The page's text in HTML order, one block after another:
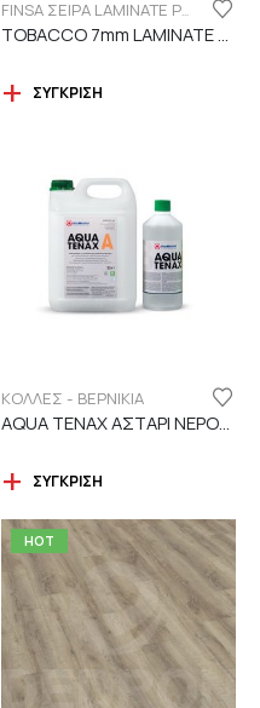
FINSA ΣΕΙΡΑ LAMINATE PUREFLOOR 7MM
ΣΎΓΚΡΙΣΗ
ΚΟΛΛΕΣ - ΒΕΡΝΙΚΙΑ
AQUA TENAX ΑΣΤΑΡΙ ΝΕΡΟΥ 2 ΣΥΣΤΑΤΙΚΩΝ
ΣΎΓΚΡΙΣΗ
HOT